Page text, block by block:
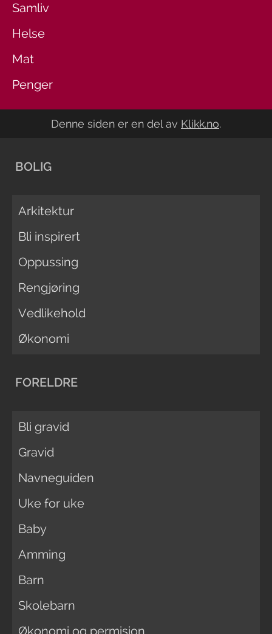
Samliv
Helse
Mat
Penger
Denne siden er en del av Klikk.no.
BOLIG
Arkitektur
Bli inspirert
Oppussing
Rengjøring
Vedlikehold
Økonomi
FORELDRE
Bli gravid
Gravid
Navneguiden
Uke for uke
Baby
Amming
Barn
Skolebarn
Økonomi og permisjon